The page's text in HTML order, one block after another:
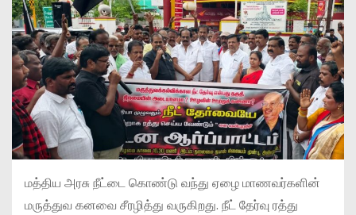
மத்திய அரசு நீட்டை கொண்டு வந்து ஏழை மாணவர்களின்
மருத்துவ கனவை சீரழித்து வருகிறது. நீட் தேர்வு ரத்து